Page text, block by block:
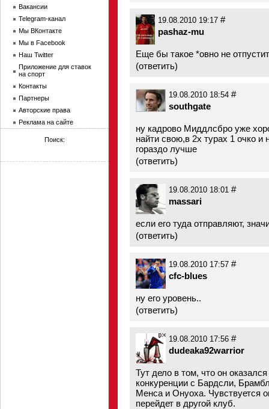
19.08.2010 19:17 #
pashaz-mu
Еще бы такое *овно не
(ответить)
19.08.2010 18:54 #
southgate
ну кадрово Миддлсбро уже
найти свою,в 2х турах 1 очко и
гораздо лучше
(ответить)
19.08.2010 18:01 #
massari
если его туда отправляют,
(ответить)
19.08.2010 17:57 #
cfc-blues
ну его уровень..
(ответить)
19.08.2010 17:56 #
dudeaka92warrior
Тут дело в том, что он
конкуренции с Бардсли,
Менса и Онуоха. Чувствуется
перейдет в другой клуб.
Вакансии
Telegram-канал
Мы ВКонтакте
Мы в Facebook
Наш Twitter
Приложение для ставок
на спорт
Контакты
Партнеры
Авторские права
Реклама на сайте
Поиск: